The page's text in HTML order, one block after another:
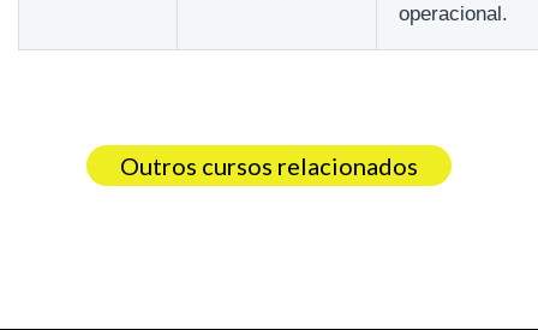
operacional.
Outros cursos relacionados